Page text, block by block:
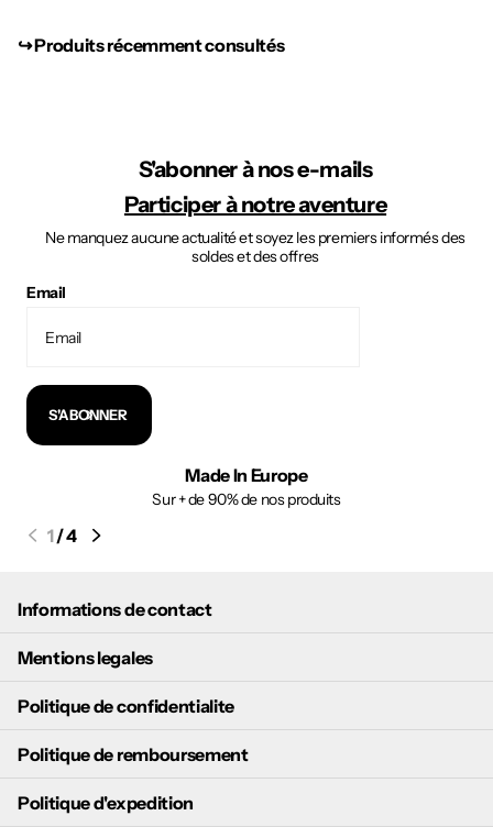
↪︎ Produits récemment consultés
S'abonner à nos e-mails
Participer à notre aventure
Ne manquez aucune actualité et soyez les premiers informés des
soldes et des offres
Email
S'ABONNER
Made In Europe
Sur + de 90% de nos produits
1/4
Informations de contact
Mentions legales
Politique de confidentialite
Politique de remboursement
Politique d'expedition